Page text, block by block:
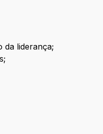
da liderança;